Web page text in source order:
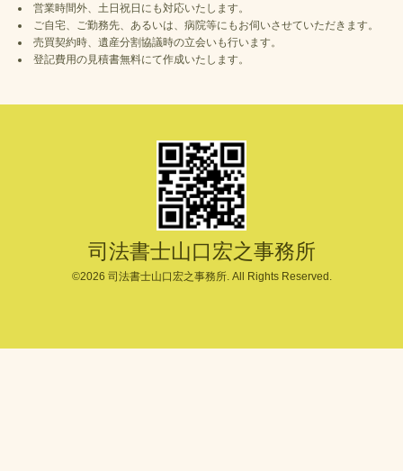
営業時間外、土日祝日にも対応いたします。
ご自宅、ご勤務先、あるいは、病院等にもお伺いさせていただきます。
売買契約時、遺産分割協議時の立会いも行います。
登記費用の見積書無料にて作成いたします。
司法書士山口宏之事務所
©2026 司法書士山口宏之事務所. All Rights Reserved.